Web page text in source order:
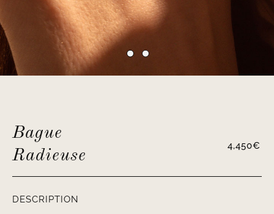
Bague
Radieuse
4,450€
DESCRIPTION